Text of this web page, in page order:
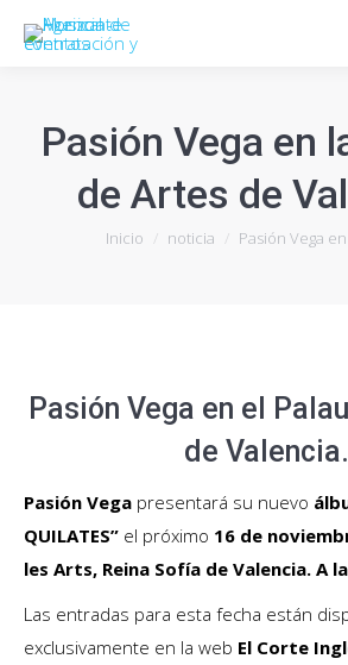
Pasión Vega en
de Artes de
Estás aquí:
Inicio noticia Pasión Vega
Pasión Vega en el
de Valencia.
Pasión Vega presentará su nuevo
QUILATES” el próximo 16 de
les Arts, Reina Sofía de Valencia. A
Las entradas para esta fecha están
exclusivamente en la web El Corte